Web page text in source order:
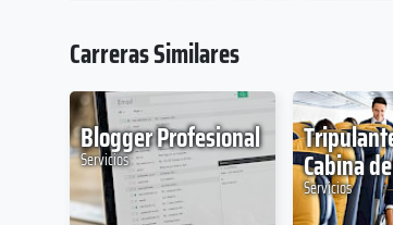
Carreras Similares
Blogger Profesional
Servicios Cabina
Servicios